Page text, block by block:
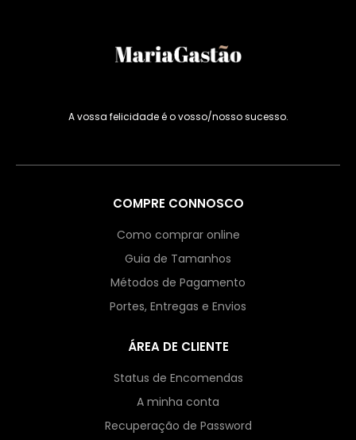
A vossa felicidade é o vosso/nosso sucesso.
COMPRE CONNOSCO
Como comprar online
Guia de Tamanhos
Métodos de Pagamento
Portes, Entregas e Envios
ÁREA DE CLIENTE
Status de Encomendas
A minha conta
Recuperação de Password